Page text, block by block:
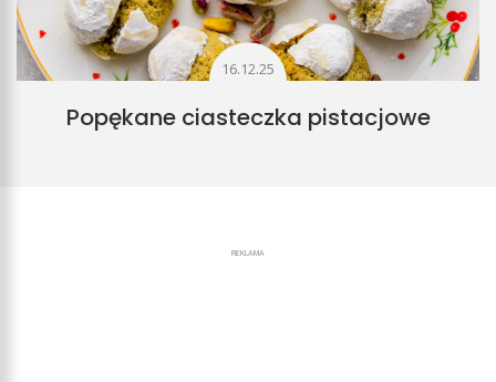
16.12.25
Popękane ciasteczka pistacjowe
REKLAMA